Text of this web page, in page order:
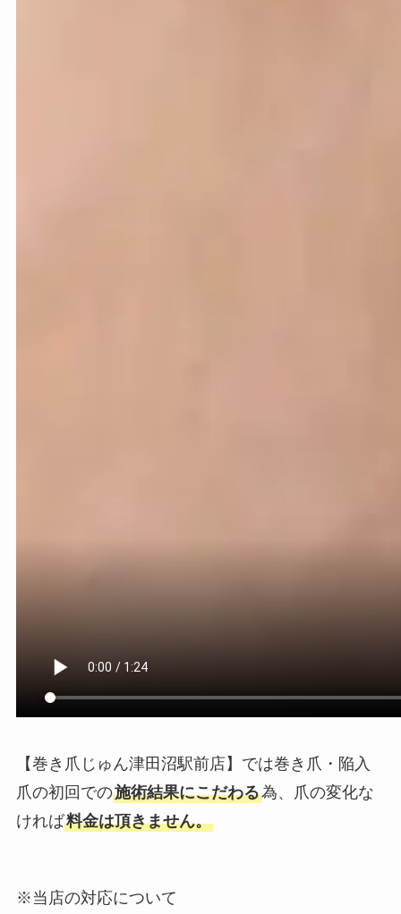
【巻き爪じゅん津田沼駅前店】では巻き爪・陥入
爪の初回での施術結果にこだわる為、爪の変化な
ければ料金は頂きません。
※当店の対応について